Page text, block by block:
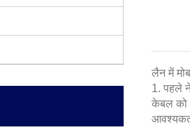
लैन में
1. पहले
केबल को